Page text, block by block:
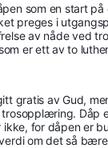
som en start på
preges i
av nåde ved
er ett av to
gratis av Gud,
Dåp
ikke, for dåpen er
om det så